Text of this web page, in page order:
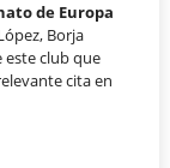
de Europa
Borja
este club que
cita en